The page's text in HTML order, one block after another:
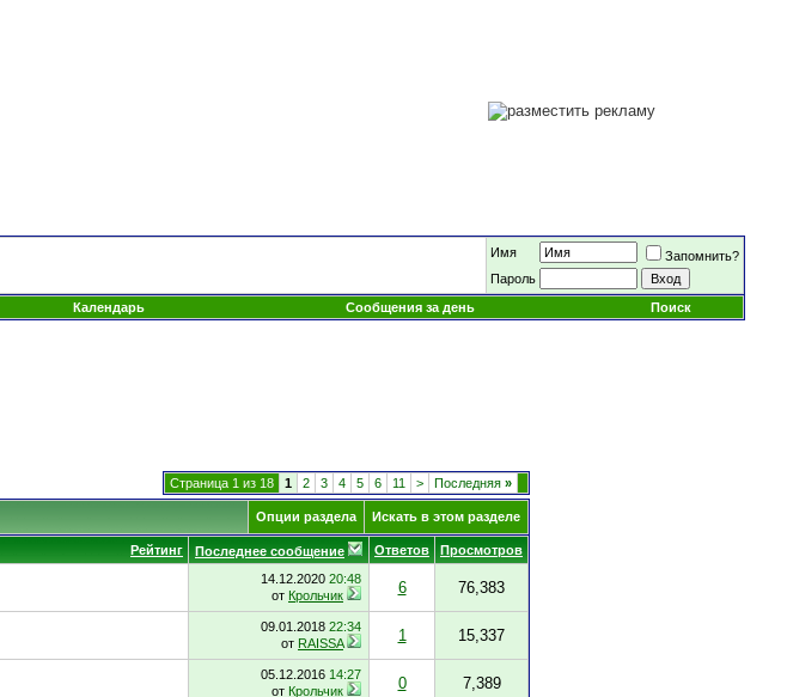
Имя
Запомнить?
Пароль
Календарь Сообщения за день Поиск
Страница 1 из 18 1 2 3 4 5 6 11 > Последняя »
Опции раздела Искать в этом разделе
Рейтинг Последнее сообщение Ответов Просмотров
14.12.2020 20:48
от Крольчик 6 76,383
09.01.2018 22:34
от RAISSA 1 15,337
05.12.2016 14:27
от Крольчик 0 7,389